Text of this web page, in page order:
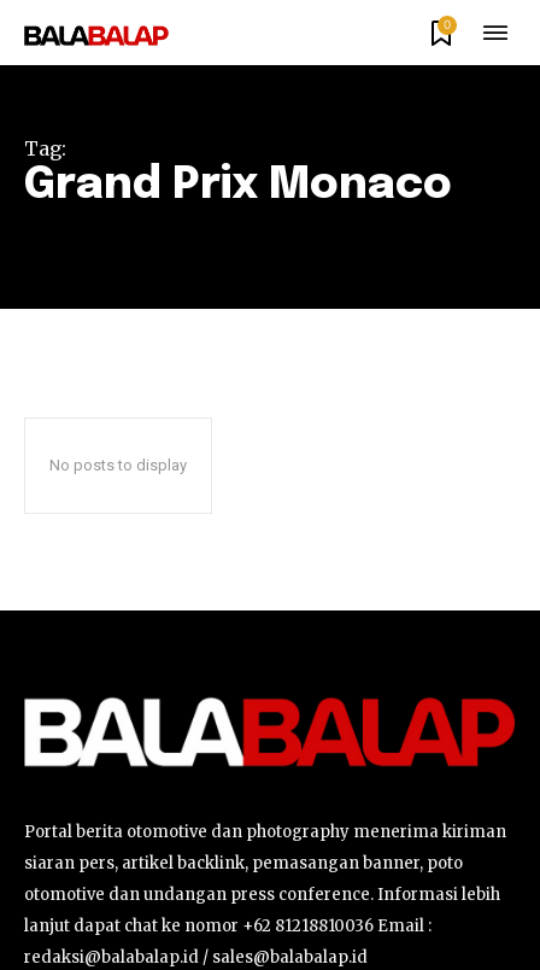
0
Tag:
Grand Prix Monaco
No posts to display
Portal berita otomotive dan photography menerima kiriman
siaran pers, artikel backlink, pemasangan banner, poto
otomotive dan undangan press conference. Informasi lebih
lanjut dapat chat ke nomor +62 81218810036 Email :
redaksi@balabalap.id / sales@balabalap.id